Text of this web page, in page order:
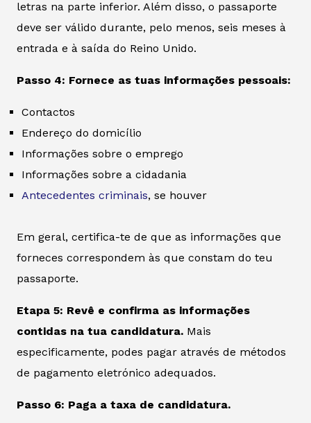
letras na parte inferior. Além disso, o passaporte
deve ser válido durante, pelo menos, seis meses à
entrada e à saída do Reino Unido.
Passo 4: Fornece as tuas informações pessoais:
Contactos
Endereço do domicílio
Informações sobre o emprego
Informações sobre a cidadania
Antecedentes criminais, se houver
Em geral, certifica-te de que as informações que
forneces correspondem às que constam do teu
passaporte.
Etapa 5: Revê e confirma as informações
contidas na tua candidatura. Mais
especificamente, podes pagar através de métodos
de pagamento eletrónico adequados.
Passo 6: Paga a taxa de candidatura.